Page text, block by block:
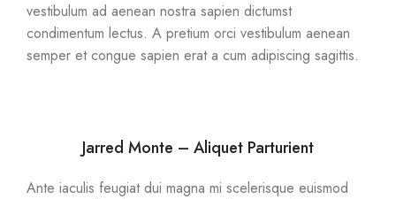
vestibulum ad aenean nostra sapien dictumst
condimentum lectus. A pretium orci vestibulum aenean
semper et congue sapien erat a cum adipiscing sagittis.
Jarred Monte – Aliquet Parturient
Ante iaculis feugiat dui magna mi scelerisque euismod